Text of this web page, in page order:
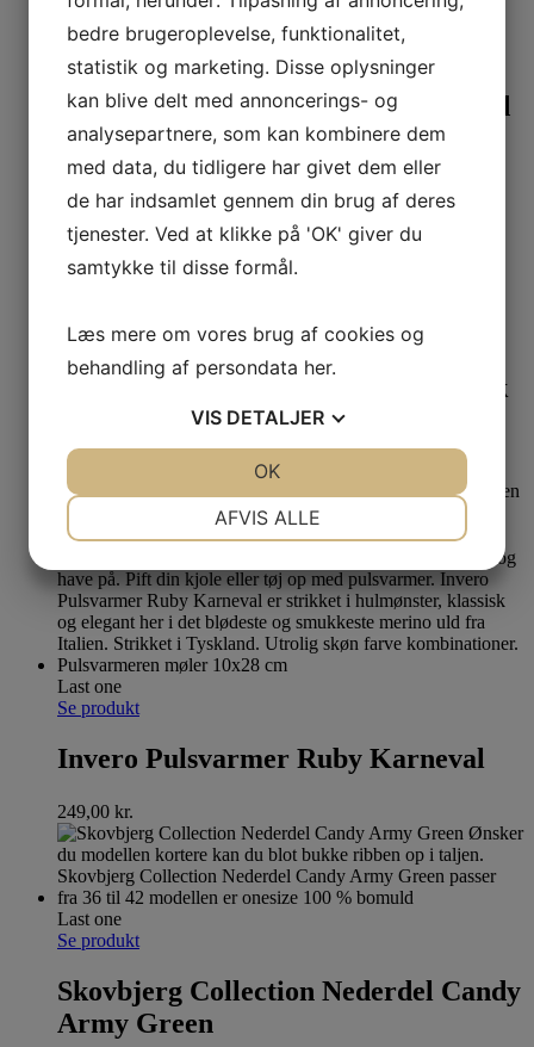
NyhedLast one
Se produkt
Invero Tørklæde Susi Curry Limited
Edition
499,00 kr.
37%Last one
OEKO-TEX certificeret
vælges på varesiden
Du Milde DuPetra Bluse Basic Black
399,00
250,00
Den
aktuelle pris er: 250,00 kr..
Last one
Se produkt
Invero Pulsvarmer Ruby Karneval
249,00 kr.
Last one
Se produkt
Skovbjerg Collection Nederdel Candy
Army Green
bedre brugeroplevelse, funktionalitet,
statistik og marketing. Disse oplysninger
kan blive delt med annoncerings- og
analysepartnere, som kan kombinere dem
med data, du tidligere har givet dem eller
de har indsamlet gennem din brug af deres
tjenester. Ved at klikke på 'OK' giver du
samtykke til disse formål.
Læs mere om vores brug af cookies og
behandling af persondata her.
VIS DETALJER
MARKETING STATISTIK
AFVIS ALLE
OK